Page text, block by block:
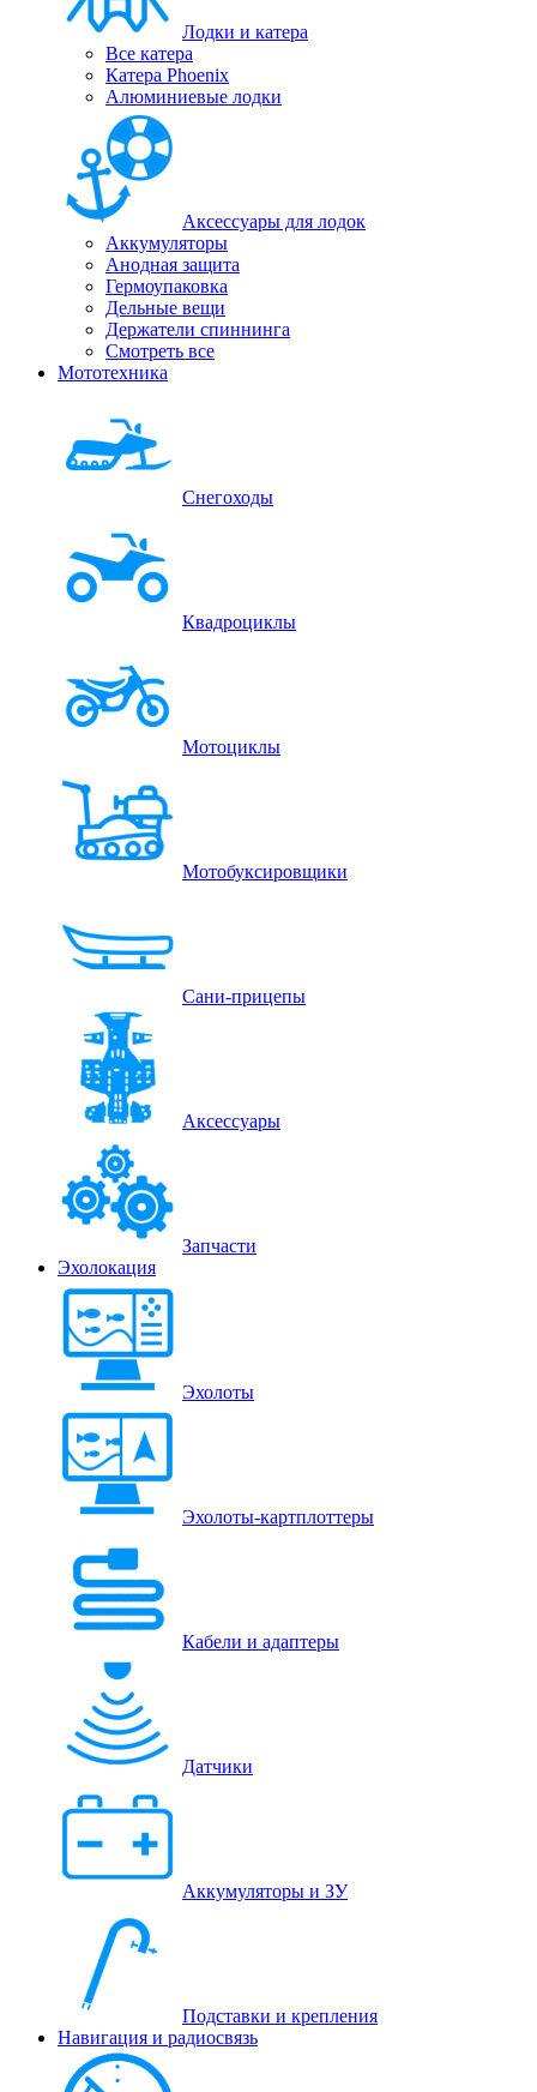
Лодки и катера
Все катера
Катера Phoenix
Алюминиевые лодки
Аксессуары для лодок
Аккумуляторы
Анодная защита
Гермоупаковка
Дельные вещи
Держатели спиннинга
Смотреть все
Мототехника
Снегоходы
Квадроциклы
Мотоциклы
Мотобуксировщики
Сани-прицепы
Аксессуары
Запчасти
Эхолокация
Эхолоты
Эхолоты-картплоттеры
Кабели и адаптеры
Датчики
Аккумуляторы и ЗУ
Подставки и крепления
Навигация и радиосвязь